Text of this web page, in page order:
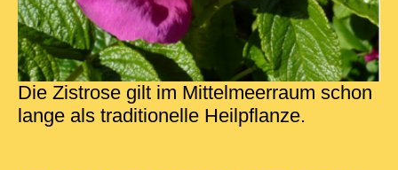
Die Zistrose gilt im Mittelmeerraum schon
lange als traditionelle Heilpflanze.